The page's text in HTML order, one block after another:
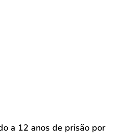
a 12 anos de prisão por